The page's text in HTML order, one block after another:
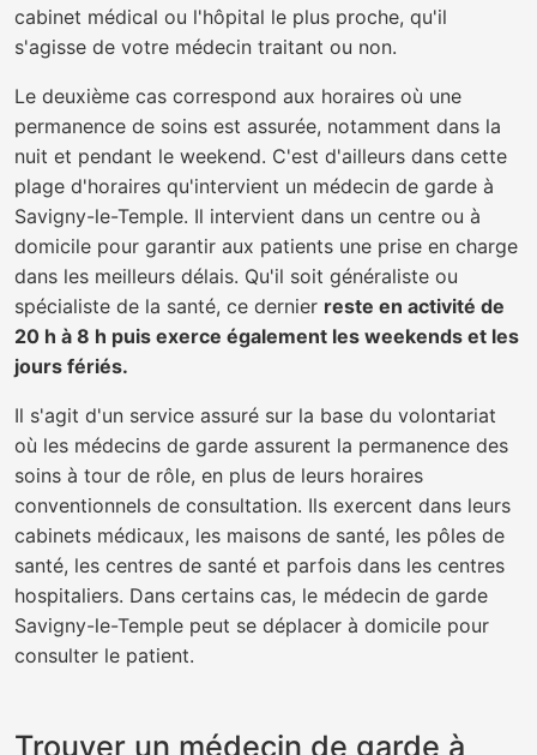
cabinet médical ou l'hôpital le plus proche, qu'il
s'agisse de votre médecin traitant ou non.
Le deuxième cas correspond aux horaires où une
permanence de soins est assurée, notamment dans la
nuit et pendant le weekend. C'est d'ailleurs dans cette
plage d'horaires qu'intervient un médecin de garde à
Savigny-le-Temple. Il intervient dans un centre ou à
domicile pour garantir aux patients une prise en charge
dans les meilleurs délais. Qu'il soit généraliste ou
spécialiste de la santé, ce dernier reste en activité de
20 h à 8 h puis exerce également les weekends et les
jours fériés.
Il s'agit d'un service assuré sur la base du volontariat
où les médecins de garde assurent la permanence des
soins à tour de rôle, en plus de leurs horaires
conventionnels de consultation. Ils exercent dans leurs
cabinets médicaux, les maisons de santé, les pôles de
santé, les centres de santé et parfois dans les centres
hospitaliers. Dans certains cas, le médecin de garde
Savigny-le-Temple peut se déplacer à domicile pour
consulter le patient.
Trouver un médecin de garde à